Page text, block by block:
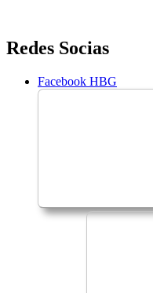
Saltar
para
conteúdo
Redes Socias
Facebook HBG